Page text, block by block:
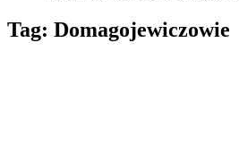
Tag: Domagojewiczowie